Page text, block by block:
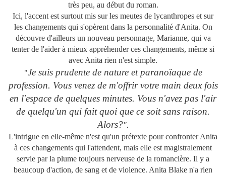
très peu, au début du roman.
Ici, l'accent est surtout mis sur les meutes de lycanthropes et sur
les changements qui s'opèrent dans la personnalité d'Anita. On
découvre d'ailleurs un nouveau personnage, Marianne, qui va
tenter de l'aider à mieux appréhender ces changements, même si
avec Anita rien n'est simple.
"Je suis prudente de nature et paranoïaque de
profession. Vous venez de m'offrir votre main deux fois
en l'espace de quelques minutes. Vous n'avez pas l'air
de quelqu'un qui fait quoi que ce soit sans raison.
Alors?".
L'intrigue en elle-même n'est qu'un prétexte pour confronter Anita
à ces changements qui l'attendent, mais elle est magistralement
servie par la plume toujours nerveuse de la romancière. Il y a
beaucoup d'action, de sang et de violence. Anita Blake n'a rien